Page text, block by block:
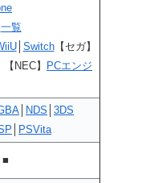
一覧
│ Switch【セガ】
【NEC】
PCエンジ
NDS 3DS
PSVita
■